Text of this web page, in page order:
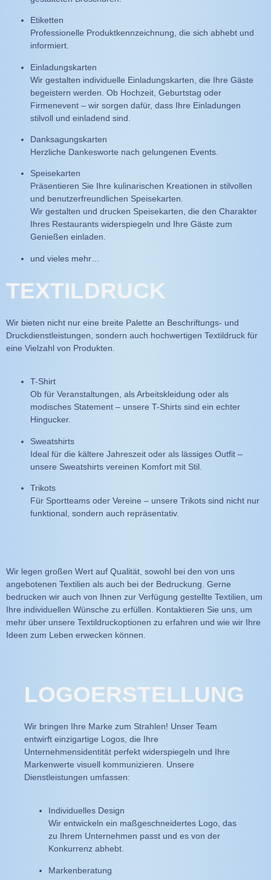
Etiketten
Professionelle Produktkennzeichnung, die sich abhebt und
informiert.
Einladungskarten
Wir gestalten individuelle Einladungskarten, die Ihre Gäste
begeistern werden. Ob Hochzeit, Geburtstag oder
Firmenevent – wir sorgen dafür, dass Ihre Einladungen
stilvoll und einladend sind.
Danksagungskarten
Herzliche Dankesworte nach gelungenen Events.
Speisekarten
Präsentieren Sie Ihre kulinarischen Kreationen in stilvollen
und benutzerfreundlichen Speisekarten.
Wir gestalten und drucken Speisekarten, die den Charakter
Ihres Restaurants widerspiegeln und Ihre Gäste zum
Genießen einladen.
und vieles mehr…
TEXTILDRUCK
Wir bieten nicht nur eine breite Palette an Beschriftungs- und
Druckdienstleistungen, sondern auch hochwertigen Textildruck für
eine Vielzahl von Produkten.
T-Shirt
Ob für Veranstaltungen, als Arbeitskleidung oder als
modisches Statement – unsere T-Shirts sind ein echter
Hingucker.
Sweatshirts
Ideal für die kältere Jahreszeit oder als lässiges Outfit –
unsere Sweatshirts vereinen Komfort mit Stil.
Trikots
Für Sportteams oder Vereine – unsere Trikots sind nicht nur
funktional, sondern auch repräsentativ.
Wir legen großen Wert auf Qualität, sowohl bei den von uns
angebotenen Textilien als auch bei der Bedruckung. Gerne
bedrucken wir auch von Ihnen zur Verfügung gestellte Textilien, um
Ihre individuellen Wünsche zu erfüllen. Kontaktieren Sie uns, um
mehr über unsere Textildruckoptionen zu erfahren und wie wir Ihre
Ideen zum Leben erwecken können.
LOGOERSTELLUNG
Wir bringen Ihre Marke zum Strahlen! Unser Team
entwirft einzigartige Logos, die Ihre
Unternehmensidentität perfekt widerspiegeln und Ihre
Markenwerte visuell kommunizieren. Unsere
Dienstleistungen umfassen:
Individuelles Design
Wir entwickeln ein maßgeschneidertes Logo, das
zu Ihrem Unternehmen passt und es von der
Konkurrenz abhebt.
Markenberatung